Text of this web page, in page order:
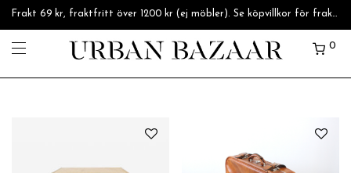
Frakt 69 kr, fraktfritt över 1200 kr (ej möbler). Se köpvillkor för fraktpriser.
0